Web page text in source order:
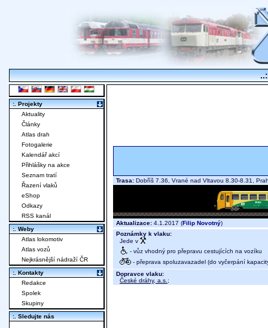
Trasa: Dobříš 7.36, Vrané nad Vltavou 8.30-8.31,
Aktualizace: 4.1.2017 (Filip Novotný)
Poznámky k vlaku:
Jede v
- vůz vhodný pro přepravu cestujících na vozíku
- přeprava spoluzavazadel (do vyčerpání
Dopravce vlaku:
České dráhy, a.s. ;
:. Projekty
Aktuality
Články
Atlas drah
Fotogalerie
Kalendář akcí
Přihlášky na akce
Seznam tratí
Řazení vlaků
eShop
Odkazy
RSS kanál
:. Weby
Atlas lokomotiv
Atlas vozů
Nejkrásnější nádraží ČR
:. Kontakty
Redakce
Spolek
Skupiny
:. Sledujte nás